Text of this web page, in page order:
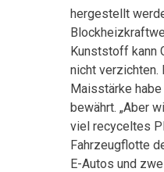
hergestellt
Kunststoff kann
nicht
Maisstärke
bewährt. „Aber
viel recyceltes
Fahrzeugflotte
E-Autos und